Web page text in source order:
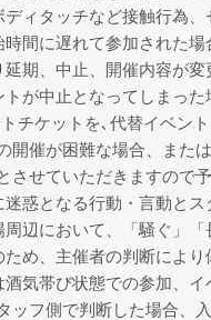
ディタッチなど接触行為
時間に遅れて参加された
期、中止、開催内容が
トが中止となってしまっ
チケットを､代替イベン
開催が困難な場合、また
させていただきますので
迷惑となる行動・言動と
周辺において、「騒ぐ」
ため、主催者の判断によ
酒気帯び状態での参加、
ッフ側で判断した場合、